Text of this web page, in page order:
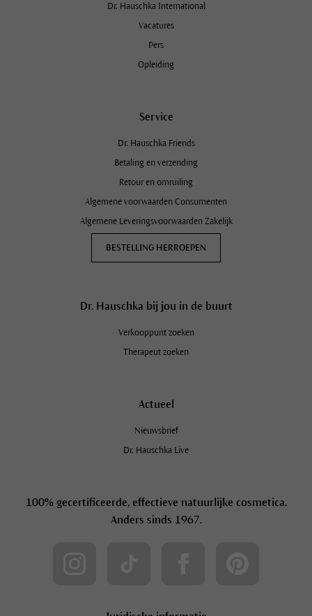
Dr. Hauschka International
Vacatures
Pers
Opleiding
Service
Dr. Hauschka Friends
Betaling en verzending
Retour en omruiling
Algemene voorwaarden Consumenten
Algemene Leveringsvoorwaarden Zakelijk
BESTELLING HERROEPEN
Dr. Hauschka bij jou in de buurt
Verkooppunt zoeken
Therapeut zoeken
Actueel
Nieuwsbrief
Dr. Hauschka Live
100% gecertificeerde, effectieve natuurlijke cosmetica.
Anders sinds 1967.